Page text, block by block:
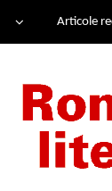
Articole